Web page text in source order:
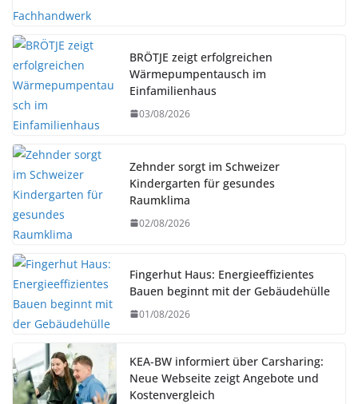
BRÖTJE zeigt erfolgreichen
Wärmepumpentausch im
Einfamilienhaus
03/08/2026
Zehnder sorgt im Schweizer
Kindergarten für gesundes
Raumklima
02/08/2026
Fingerhut Haus: Energieeffizientes
Bauen beginnt mit der Gebäudehülle
01/08/2026
KEA-BW informiert über Carsharing:
Neue Webseite zeigt Angebote und
Kostenvergleich